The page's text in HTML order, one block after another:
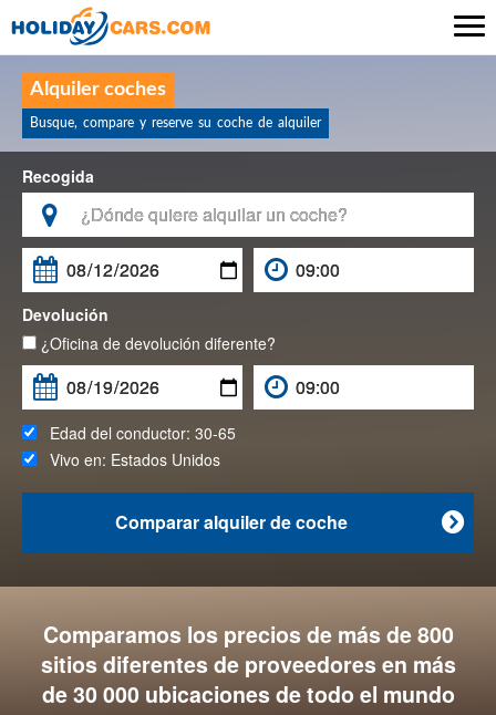
Alquiler coches
Busque, compare y reserve su coche de alquiler
Recogida


Devolución
¿Oficina de devolución diferente?
Edad del conductor: 30-65
Vivo en: Estados Unidos

Comparar alquiler de coche
Comparamos los precios de más de 800
sitios diferentes de proveedores en más
de 30 000 ubicaciones de todo el mundo